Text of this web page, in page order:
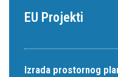
EU Projekti
Izrada prostornog